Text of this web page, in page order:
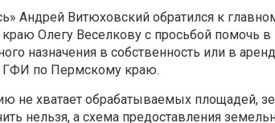
Андрей Витюховский обратился к
Олегу Веселкову с просьбой помочь в
назначения в собственность или в
ГФИ по Пермскому краю.
не хватает обрабатываемых площадей,
нельзя, а схема предоставления